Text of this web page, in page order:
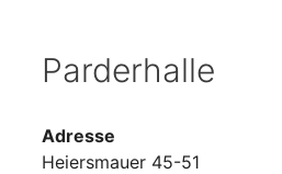
Parderhalle
Adresse
Heiersmauer 45-51